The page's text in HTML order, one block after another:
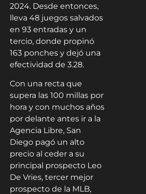
2024. Desde entonces,
lleva 48 juegos salvados
en 93 entradas y un
tercio, donde propinó
163 ponches y dejó una
efectividad de 3.28.
Con una recta que
supera las 100 millas por
hora y con muchos años
por delante antes ir a la
Agencia Libre, San
Diego pagó un alto
precio al ceder a su
principal prospecto Leo
De Vries, tercer mejor
prospecto de la MLB,